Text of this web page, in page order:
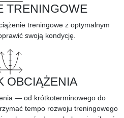
TRENINGOWE
treningowe z optymalnym
swoją kondycję.
OBCIĄŻENIA
— od krótkoterminowego do
tempo rozwoju treningowego